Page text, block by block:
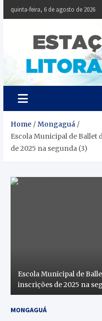
quinta-feira, 6 de agosto de 2026
Home
Mongaguá
Escola Municipal de Ballet
de 2025 na segunda (3)
Escola Municipal de
inscrições de 2025 na
MONGAGUÁ